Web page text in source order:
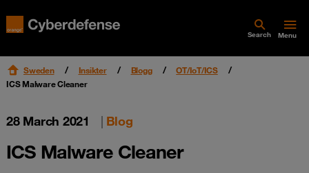
Search Menu
Sweden Insikter Blogg
OT/IoT/ICS
ICS Malware Cleaner
28 March 2021 | Blog
ICS Malware Cleaner